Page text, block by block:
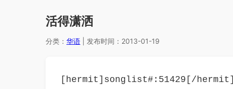
活得潇洒
分类： 华语 | 发布时间：2013-01-19
[hermit]songlist#:51429[/hermit]